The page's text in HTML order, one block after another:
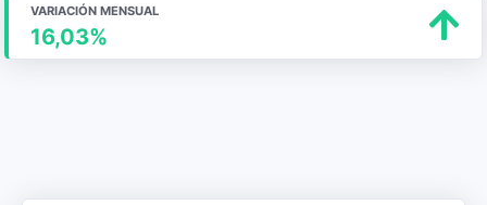
VARIACIÓN MENSUAL
16,03%